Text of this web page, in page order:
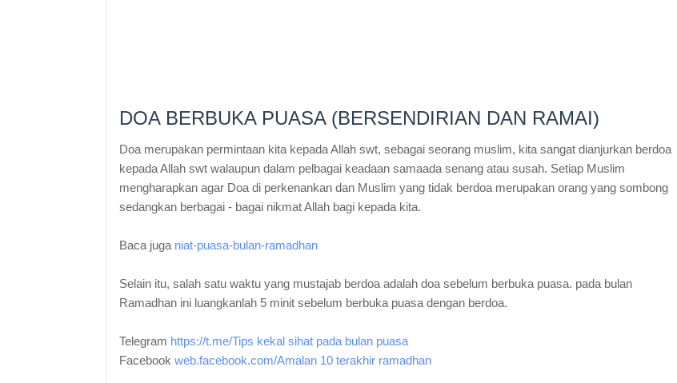
DOA BERBUKA PUASA (BERSENDIRIAN DAN RAMAI)
Doa merupakan permintaan kita kepada Allah swt, sebagai seorang muslim, kita sangat dianjurkan berdoa
kepada Allah swt walaupun dalam pelbagai keadaan samaada senang atau susah. Setiap Muslim
mengharapkan agar Doa di perkenankan dan Muslim yang tidak berdoa merupakan orang yang sombong
sedangkan berbagai - bagai nikmat Allah bagi kepada kita.
Baca juga niat-puasa-bulan-ramadhan
Selain itu, salah satu waktu yang mustajab berdoa adalah doa sebelum berbuka puasa. pada bulan
Ramadhan ini luangkanlah 5 minit sebelum berbuka puasa dengan berdoa.
Telegram https://t.me/Tips kekal sihat pada bulan puasa
Facebook web.facebook.com/Amalan 10 terakhir ramadhan